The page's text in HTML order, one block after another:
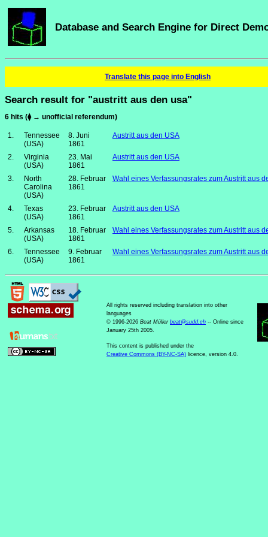
Database and Search Engine for Direct
Translate this page into English
Search result for "austritt aus den usa"
6 hits (⧫ → unofficial referendum)
1.
Tennessee
(USA)
8. Juni
1861
Austritt aus den USA
2.
Virginia
(USA)
23. Mai
1861
Austritt aus den USA
3.
North
Carolina
(USA)
28. Februar
1861
Wahl eines Verfassungsrates zum Austritt aus
4.
Texas
(USA)
23. Februar
1861
Austritt aus den USA
5.
Arkansas
(USA)
18. Februar
1861
Wahl eines Verfassungsrates zum Austritt aus
6.
Tennessee
(USA)
9. Februar
1861
Wahl eines Verfassungsrates zum Austritt aus
All rights reserved including translation into other
languages
© 1996-2026 Beat Müller beat@sudd.ch -- Online since
January 25th 2005.
This content is published under the
Creative Commons (BY-NC-SA) licence, version 4.0.